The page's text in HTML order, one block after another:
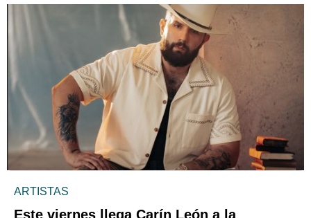
ARTISTAS
Este viernes llega Carín León a la